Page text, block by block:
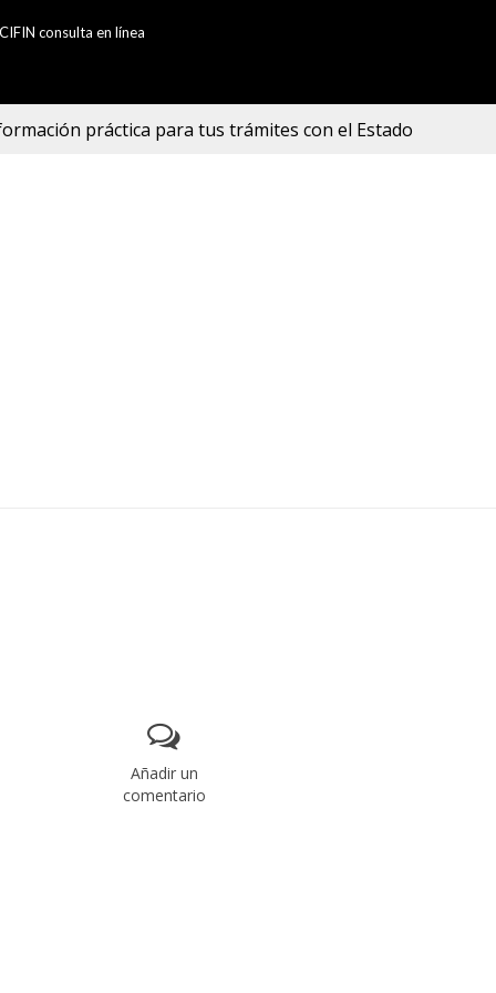
CIFIN consulta en línea
práctica para tus trámites con el Estado
Añadir un
comentario